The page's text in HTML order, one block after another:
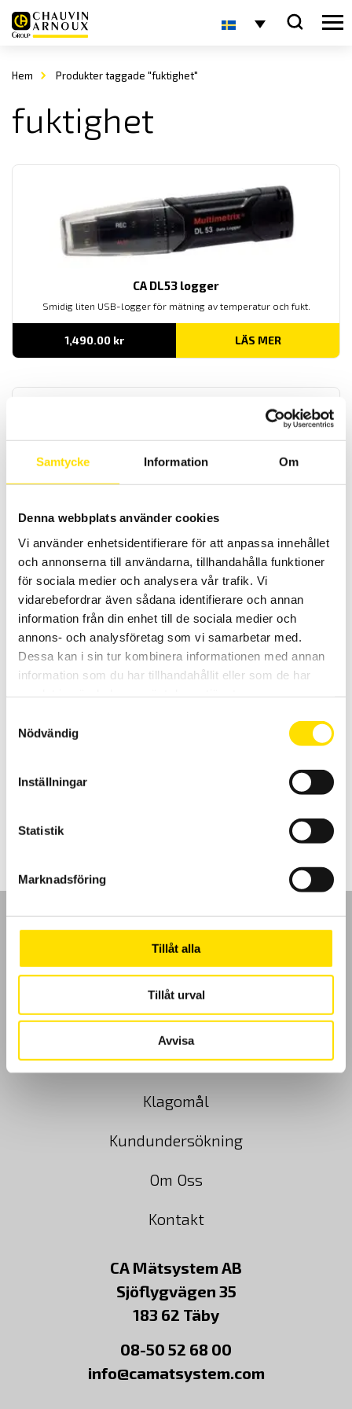
Samtycke Information Om
Denna webbplats använder cookies
Vi använder enhetsidentifierare för att anpassa innehållet
och annonserna till användarna, tillhandahålla funktioner
för sociala medier och analysera vår trafik. Vi
vidarebefordrar även sådana identifierare och annan
information från din enhet till de sociala medier och
annons- och analysföretag som vi samarbetar med.
Dessa kan i sin tur kombinera informationen med annan
information som du har tillhandahållit eller som de har
Nödvändig
Inställningar
Statistik
Marknadsföring
Tillåt alla
Tillåt urval
Avvisa
Hem Produkter taggade "fuktighet"
fuktighet
CA DL53 logger
Smidig liten USB-logger för mätning av temperatur och fukt.
1,490.00 kr LÄS MER
Inomhuskvalitetslogger som mäter och spelar in tre fysiska
storheter, CO2(koldioxid), temperatur samt relativ luftfuktighet.
5,950.00kr LÄS MER
GDPR
Köpvillkor
Cookies
Klagomål
Kundundersökning
Om Oss
Kontakt
CA Mätsystem AB
Sjöflygvägen 35
183 62 Täby
08-50 52 68 00
info@camatsystem.com